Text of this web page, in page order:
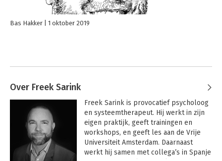
Bas Hakker 1 oktober 2019
Over Freek Sarink
Freek Sarink is provocatief psycholoog
en systeemtherapeut. Hij werkt in zijn
eigen praktijk, geeft trainingen en
workshops, en geeft les aan de Vrije
Universiteit Amsterdam. Daarnaast
werkt hij samen met collega’s in Spanje